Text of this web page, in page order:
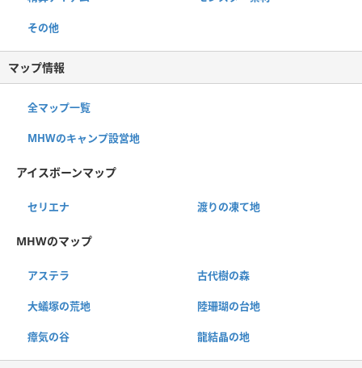
その他
マップ情報
全マップ一覧
MHWのキャンプ設営地
アイスボーンマップ
セリエナ 渡りの凍て地
MHWのマップ
アステラ 古代樹の森
大蟻塚の荒地 陸珊瑚の台地
瘴気の谷 龍結晶の地